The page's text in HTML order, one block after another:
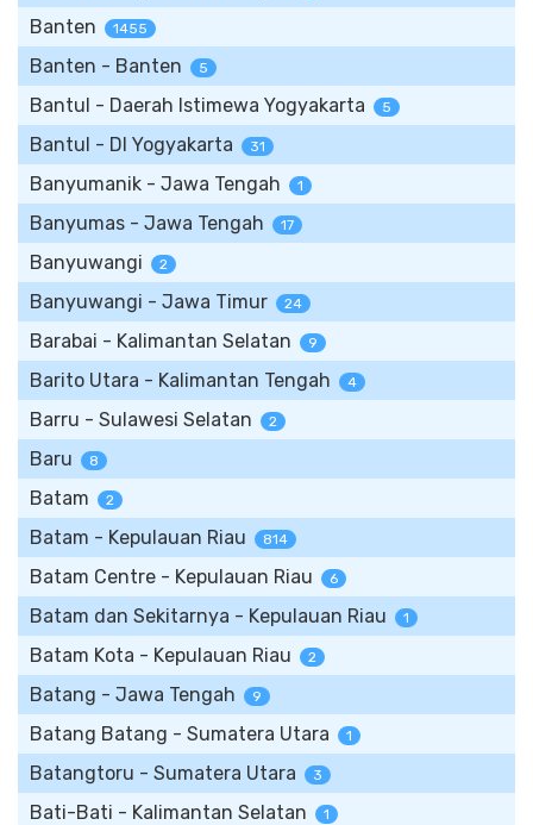
Banten 1455
Banten - Banten 5
Bantul - Daerah Istimewa Yogyakarta 5
Bantul - DI Yogyakarta 31
Banyumanik - Jawa Tengah 1
Banyumas - Jawa Tengah 17
Banyuwangi 2
Banyuwangi - Jawa Timur 24
Barabai - Kalimantan Selatan 9
Barito Utara - Kalimantan Tengah 4
Barru - Sulawesi Selatan 2
Baru 8
Batam 2
Batam - Kepulauan Riau 814
Batam Centre - Kepulauan Riau 6
Batam dan Sekitarnya - Kepulauan Riau 1
Batam Kota - Kepulauan Riau 2
Batang - Jawa Tengah 9
Batang Batang - Sumatera Utara 1
Batangtoru - Sumatera Utara 3
Bati-Bati - Kalimantan Selatan 1